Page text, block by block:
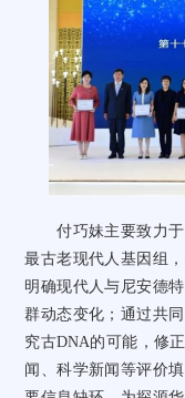
付巧妹主要致力
最古老现代人基因组
明确现代人与尼安德
群动态变化；通过共
究古DNA的可能，修
闻、科学新闻等评价